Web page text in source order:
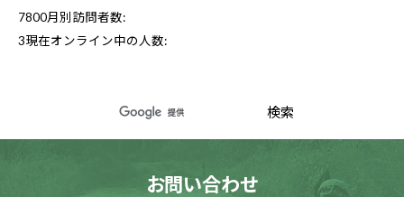
7800月別訪問者数:
3現在オンライン中の人数:
お問い合わせ